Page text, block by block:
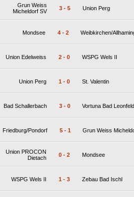
Grun Weiss
Micheldorf SV
3 - 5 Union Perg
Mondsee 4 - 2 Weibkirchen/
Union Edelweiss 2 - 0 WSPG Wels II
Union Perg 1 - 0 St. Valentin
Bad Schallerbach 3 - 0 Vortuna Bad
Friedburg/Pondorf 5 - 1 Grun Weiss
Union PROCON
Dietach
0 - 2 Mondsee
WSPG Wels II 1 - 3 Zebau Bad Ischl